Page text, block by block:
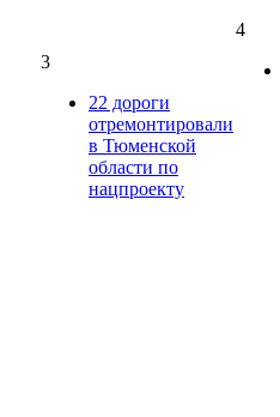
3
22 дороги
отремонтировали
в Тюменской
области по
нацпроекту
4